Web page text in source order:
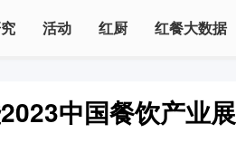
活动 红厨 红餐大数据
中国餐饮产业展